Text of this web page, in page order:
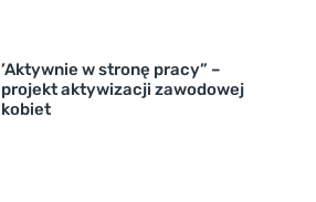
’Aktywnie w stronę pracy” –
projekt aktywizacji zawodowej
kobiet